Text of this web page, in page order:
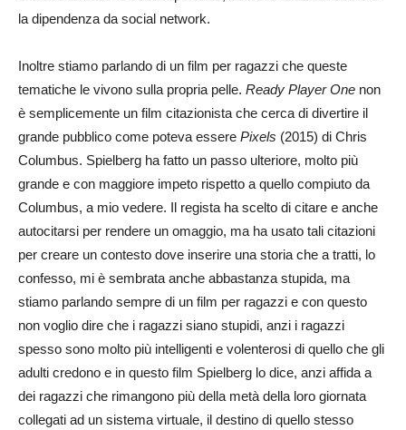
la dipendenza da social network.
Inoltre stiamo parlando di un film per ragazzi che queste
tematiche le vivono sulla propria pelle. Ready Player One non
è semplicemente un film citazionista che cerca di divertire il
grande pubblico come poteva essere Pixels (2015) di Chris
Columbus. Spielberg ha fatto un passo ulteriore, molto più
grande e con maggiore impeto rispetto a quello compiuto da
Columbus, a mio vedere. Il regista ha scelto di citare e anche
autocitarsi per rendere un omaggio, ma ha usato tali citazioni
per creare un contesto dove inserire una storia che a tratti, lo
confesso, mi è sembrata anche abbastanza stupida, ma
stiamo parlando sempre di un film per ragazzi e con questo
non voglio dire che i ragazzi siano stupidi, anzi i ragazzi
spesso sono molto più intelligenti e volenterosi di quello che gli
adulti credono e in questo film Spielberg lo dice, anzi affida a
dei ragazzi che rimangono più della metà della loro giornata
collegati ad un sistema virtuale, il destino di quello stesso